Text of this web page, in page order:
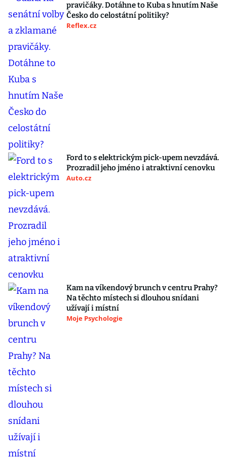
pravičáky. Dotáhne to Kuba s hnutím Naše
Česko do celostátní politiky?
Reflex.cz
Ford to s elektrickým pick-upem nevzdává.
Prozradil jeho jméno i atraktivní cenovku
Auto.cz
Kam na víkendový brunch v centru Prahy?
Na těchto místech si dlouhou snídani
užívají i místní
Moje Psychologie